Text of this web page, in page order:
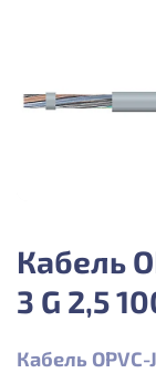
Кабель
3 G 2,5
Кабель